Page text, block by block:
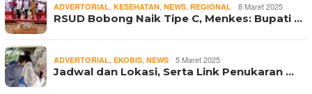
ADVERTORIAL, KESEHATAN, NEWS, REGIONAL 8 Maret 2025
RSUD Bobong Naik Tipe C, Menkes: Bupati …
ADVERTORIAL, EKOBIS, NEWS 5 Maret 2025
Jadwal dan Lokasi, Serta Link Penukaran …